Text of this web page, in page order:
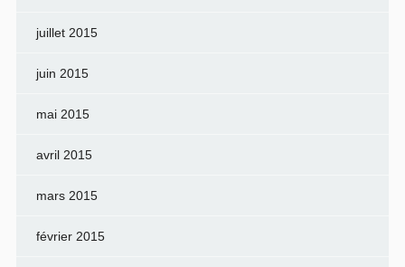
juillet 2015
juin 2015
mai 2015
avril 2015
mars 2015
février 2015